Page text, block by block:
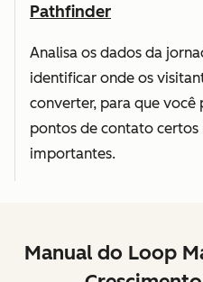
Pathfinder
Analisa os dados da
identificar onde os
converter, para que você
pontos de contato
importantes.
Manual do Loop